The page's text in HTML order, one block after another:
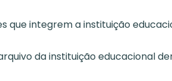
que integrem a instituição
da instituição educacional